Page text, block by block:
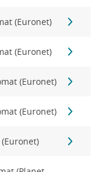
(Euronet)
(Euronet)
(Euronet)
(Euronet)